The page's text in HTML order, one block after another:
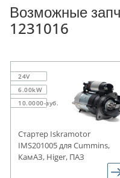
Возможные
1231016
24V
6.00kW
10.0000-зуб.
Стартер Iskramotor
IMS201005 для Cummins,
КамАЗ, Higer, ПАЗ